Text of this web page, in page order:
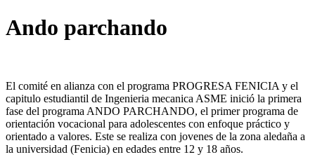
Ando parchando
El comité en alianza con el programa PROGRESA FENICIA y el
capitulo estudiantil de Ingenieria mecanica ASME inició la primera
fase del programa ANDO PARCHANDO, el primer programa de
orientación vocacional para adolescentes con enfoque práctico y
orientado a valores. Este se realiza con jovenes de la zona aledaña a
la universidad (Fenicia) en edades entre 12 y 18 años.